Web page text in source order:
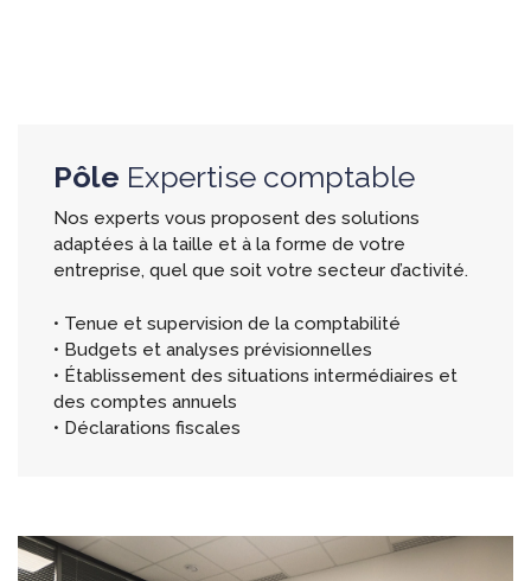
Pôle Expertise comptable
Nos experts vous proposent des solutions
adaptées à la taille et à la forme de votre
entreprise, quel que soit votre secteur d’activité.
• Tenue et supervision de la comptabilité
• Budgets et analyses prévisionnelles
• Établissement des situations intermédiaires et
des comptes annuels
• Déclarations fiscales